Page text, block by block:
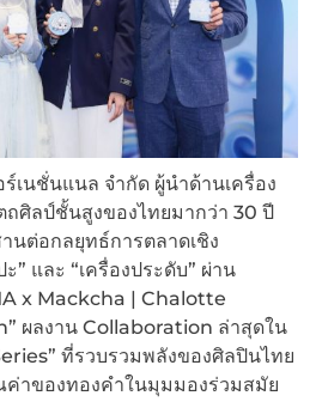
เนชั่นแนล จำกัด ผู้นำด้านเครื่อง
ศิลป์ชั้นสูงของไทยมากว่า 30 ปี
นต่อกลยุทธ์การตลาดเชิง
” และ “เครื่องประดับ” ผ่าน
x Mackcha | Chalotte
ผลงาน Collaboration ล่าสุดใน
ที่รวบรวมพลังของศิลปินไทย
าของทองคำในมุมมองร่วมสมัย